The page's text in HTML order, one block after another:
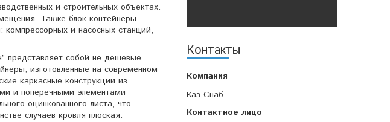
Контакты
Каз Снаб
и строительных объектах.
Также блок-контейнеры
компрессорных и насосных станций,
представляет собой не дешевые
изготовленные на современном
каркасные конструкции из
и поперечными элементами
оцинкованного листа, что
случаев кровля плоская.